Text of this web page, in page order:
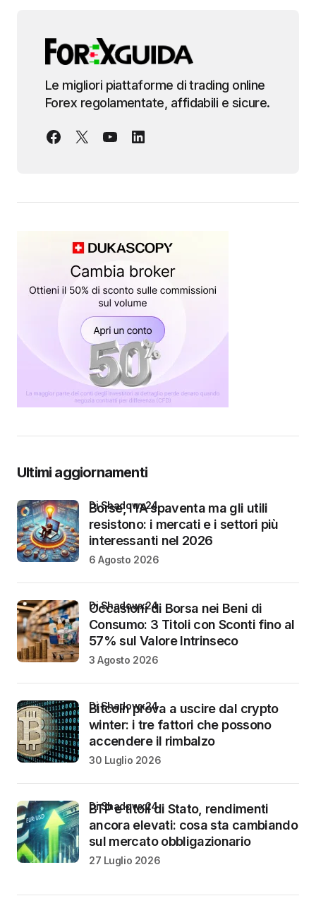
Le migliori piattaforme di trading online
Forex regolamentate, affidabili e sicure.
Ultimi aggiornamenti
Borse, l’IA spaventa ma gli utili
resistono: i mercati e i settori più
interessanti nel 2026
di Shadowx24
6 Agosto 2026
Occasioni di Borsa nei Beni di
Consumo: 3 Titoli con Sconti fino al
57% sul Valore Intrinseco
di Shadowx24
3 Agosto 2026
Bitcoin prova a uscire dal crypto
winter: i tre fattori che possono
accendere il rimbalzo
di Shadowx24
30 Luglio 2026
BTP e titoli di Stato, rendimenti
ancora elevati: cosa sta cambiando
sul mercato obbligazionario
di Shadowx24
27 Luglio 2026